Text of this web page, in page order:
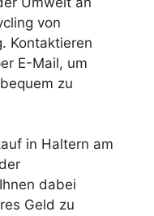
von
Kontaktieren
E-Mail, um
zu
in Haltern am
dabei
Geld zu